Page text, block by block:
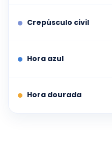
Crepúsculo civil
Hora azul
Hora dourada